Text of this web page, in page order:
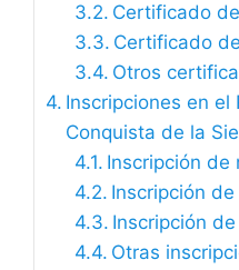
Certificado
Certificado
Otros
Inscripciones en el
Conquista de la
Inscripción de
Inscripción
Inscripción
Otras